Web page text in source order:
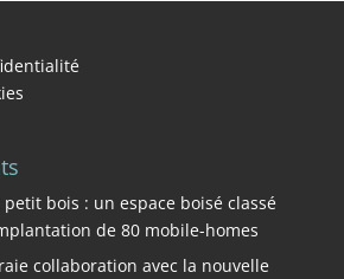
bois : un espace boisé classé
de 80 mobile-homes
collaboration avec la nouvelle